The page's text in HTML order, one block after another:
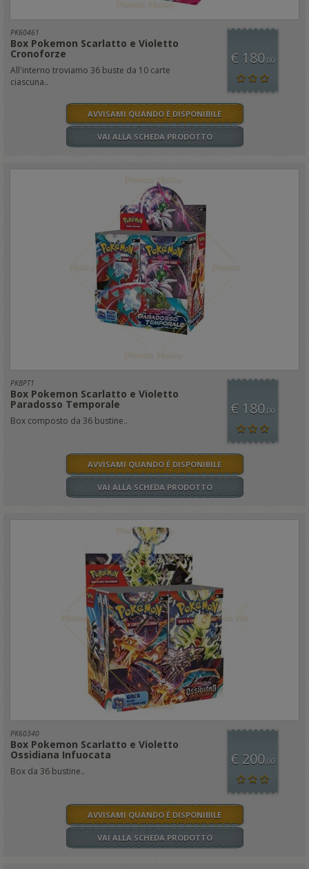
PK60461
Box Pokemon Scarlatto e Violetto
Cronoforze
All'interno troviamo 36 buste da 10 carte
ciascuna..
€ 180,00
AVVISAMI QUANDO È DISPONIBILE
VAI ALLA SCHEDA PRODOTTO
PKBPT1
Box Pokemon Scarlatto e Violetto
Paradosso Temporale
Box composto da 36 bustine..
€ 180,00
AVVISAMI QUANDO È DISPONIBILE
VAI ALLA SCHEDA PRODOTTO
PK60340
Box Pokemon Scarlatto e Violetto
Ossidiana Infuocata
Box da 36 bustine..
€ 200,00
AVVISAMI QUANDO È DISPONIBILE
VAI ALLA SCHEDA PRODOTTO